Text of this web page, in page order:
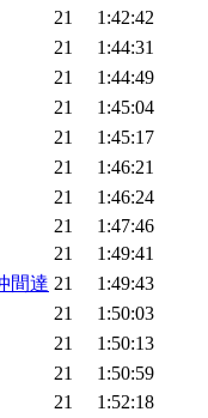
21
1:42:42
21
1:44:31
21
1:44:49
21
1:45:04
21
1:45:17
21
1:46:21
21
1:46:24
21
1:47:46
21
1:49:41
間達 21
1:49:43
21
1:50:03
21
1:50:13
21
1:50:59
21
1:52:18